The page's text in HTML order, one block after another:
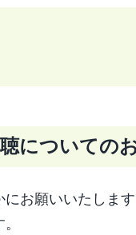
についての
お願いいたします